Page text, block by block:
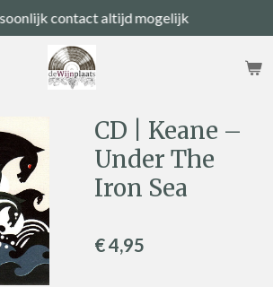
contact altijd mogelijk
CD | Keane –
Under The
Iron Sea
€ 4,95